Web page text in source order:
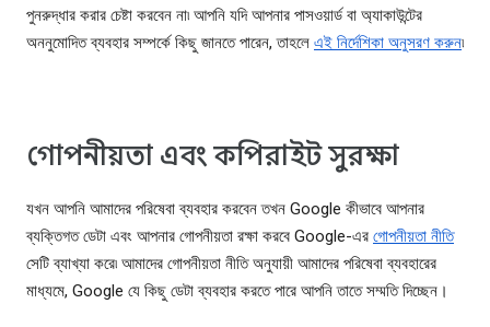
পুনরুদ্ধার করার চেষ্টা করবেন না৷ আপনি যদি আপনার পাসওয়ার্ড বা অ্যাকাউন্টের
অননুমোদিত ব্যবহার সম্পর্কে কিছু জানতে পারেন, তাহলে এই নির্দেশিকা অনুসরণ করুন৷
গোপনীয়তা এবং কপিরাইট সুরক্ষা
যখন আপনি আমাদের পরিষেবা ব্যবহার করবেন তখন Google কীভাবে আপনার
ব্যক্তিগত ডেটা এবং আপনার গোপনীয়তা রক্ষা করবে Google-এর গোপনীয়তা নীতি
সেটি ব্যাখ্যা করে৷ আমাদের গোপনীয়তা নীতি অনুযায়ী আমাদের পরিষেবা ব্যবহারের
মাধ্যমে, Google যে কিছু ডেটা ব্যবহার করতে পারে আপনি তাতে সম্মতি দিচ্ছেন।